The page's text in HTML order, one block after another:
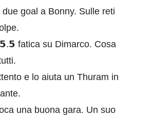
goal a Bonny. Sulle reti
fatica su Dimarco. Cosa
e lo aiuta un Thuram in
una buona gara. Un suo